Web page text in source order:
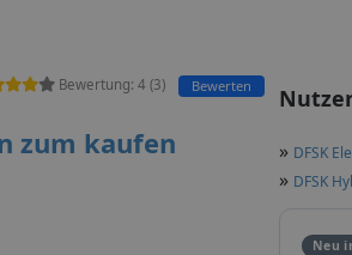
» DFSK
» DFSK
Neu
Bewertung: 4 (3) Bewerten
zum kaufen